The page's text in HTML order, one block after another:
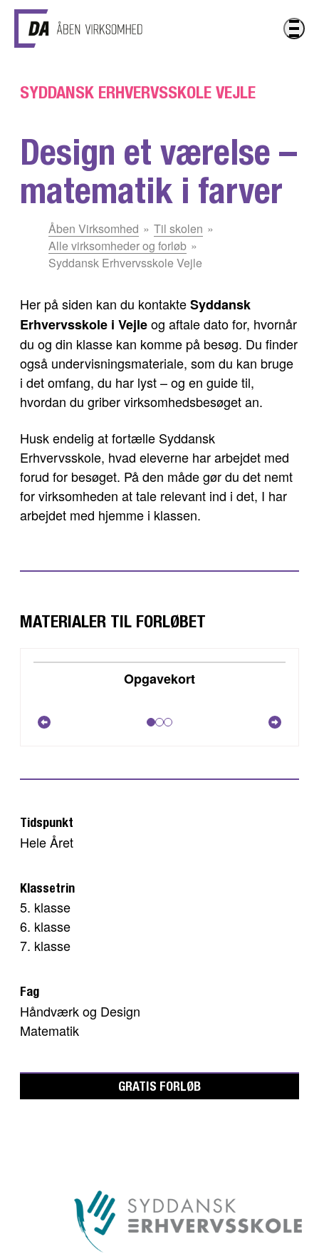
Gå til hovedindhold
SYDDANSK ERHVERVSSKOLE VEJLE
Design et værelse –
matematik i farver
Åben Virksomhed
Til skolen
Alle virksomheder og forløb
Syddansk Erhvervsskole Vejle
Her på siden kan du kontakteSyddansk
Erhvervsskole i Vejleog aftale dato for, hvornår
du og din klasse kan komme på besøg. Du finder
også undervisningsmateriale, som du kan bruge
i det omfang, du har lyst – og en guide til,
hvordan du griber virksomhedsbesøget an.
Husk endelig at fortælle Syddansk
Erhvervsskole, hvad eleverne har arbejdet med
forud for besøget. På den måde gør du det nemt
for virksomheden at tale relevant ind i det, I har
arbejdet med hjemme i klassen.
MATERIALER TIL FORLØBET
VIS
Opgavekort
Tidspunkt
Hele Året
Klassetrin
5. klasse
6. klasse
7. klasse
Fag
Håndværk og Design
Matematik
GRATIS FORLØB